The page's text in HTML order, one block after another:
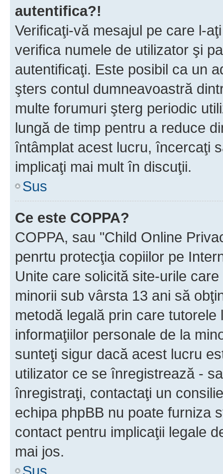
autentifica?!
Verificaţi-vă mesajul pe care l-
verifica numele de utilizator şi
autentificaţi. Este posibil ca un
şters contul dumneavoastră
multe forumuri şterg periodic
lungă de timp pentru a reduce
întâmplat acest lucru, încercaţi
implicaţi mai mult în discuţii.
Sus
Ce este COPPA?
COPPA, sau "Child Online
penrtu protecţia copiilor pe
Unite care solicită site-urile
minorii sub vârsta 13 ani să
metodă legală prin care
informaţiilor personale de la
sunteţi sigur dacă acest lucru
utilizator ce se înregistrează -
înregistraţi, contactaţi un
echipa phpBB nu poate furniza
contact pentru implicaţii legale
mai jos.